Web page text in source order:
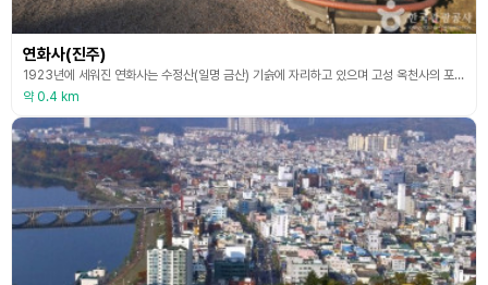
연화사(진주)
1923년에 세워진 연화사는 수정산(일명 금산) 기슭에 자리하고 있으며 고성 옥천사의 포교당이었으나 지금은 제12교구 본사 합천 해인사의 포교당이다. 보살들의 수행정진 도량으로 유명한 이곳은 초창기부터 여러 큰스님이 주석하며 수행 가풍으로 항상 30명 정도의 보살들이 정진을 계속하고 있는데 그 정진의 정도가 하도 깊어 스님들도 혀를 내두를 정도라고 한다. 연화사 도량에 가면 부도가 2기 있는데 스님의 것이 아닌 보살의 부도이다. 이 부도는 이곳에서 공부
약 0.4 km